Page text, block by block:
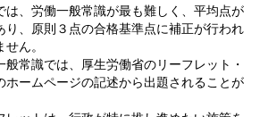
は、労働一般常識が最も難しく、平均点が
り、原則３点の合格基準点に補正が行われ
ん。
常識では、厚生労働省のリーフレット・
ホームページの記述から出題されることが